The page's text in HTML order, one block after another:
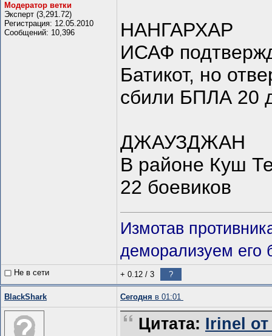
Модератор ветки
Эксперт (3,291.72)
Регистрация: 12.05.2010
Сообщений: 10,396
НАНГАРХАР
ИСАФ
Батикот, но
сбили БПЛА 20
ДЖАУЗДЖАН
В районе Куш
22 боевиков
Измотав
деморализуем его
Не в сети + 0.12 / 3 ?
BlackShark Сегодня в 01:01
Цитата: Irinel от